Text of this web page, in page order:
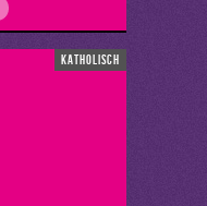
katholisch